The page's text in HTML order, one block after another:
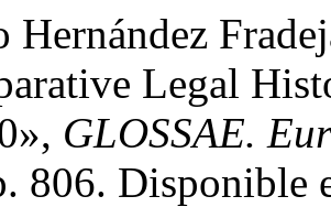
Hernández
Legal
GLOSSAE.
806. Disponible